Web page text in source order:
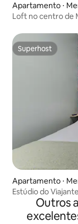
Apartamento ⋅
Loft no centro de
Superhost
Superhost
Apartamento ⋅
Estúdio do
Histórico!Outros